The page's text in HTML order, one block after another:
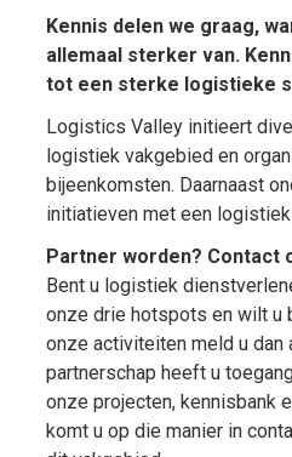
Kennis delen we graag,
allemaal sterker van.
tot een sterke logistieke
Logistics Valley initieert
logistiek vakgebied en
bijeenkomsten. Daarnaast
initiatieven met een logistiek
Partner worden? Contact
Bent u logistiek
onze drie hotspots en wilt u
onze activiteiten meld u dan
partnerschap heeft u
onze projecten, kennisbank
komt u op die manier in